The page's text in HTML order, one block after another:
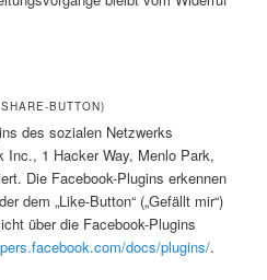
BUTTON)
des sozialen Netzwerks
Inc., 1 Hacker Way, Menlo Park,
Die Facebook-Plugins erkennen
dem „Like-Button“ („Gefällt mir“)
über die Facebook-Plugins
docs/plugins/.